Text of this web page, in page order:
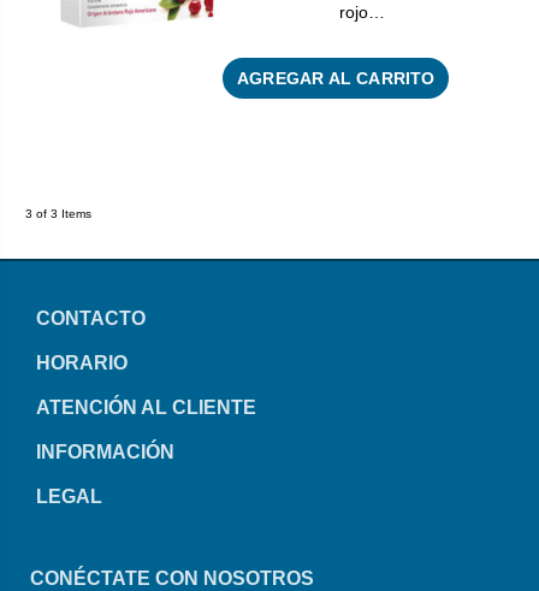
rojo…
AGREGAR AL CARRITO
3 of 3 Items
CONTACTO
HORARIO
ATENCIÓN AL CLIENTE
INFORMACIÓN
LEGAL
CONÉCTATE CON NOSOTROS